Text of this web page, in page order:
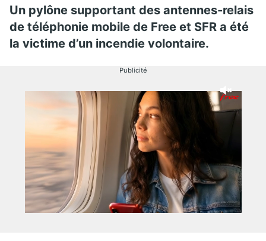
Un pylône supportant des antennes-relais
de téléphonie mobile de Free et SFR a été
la victime d’un incendie volontaire.
Publicité